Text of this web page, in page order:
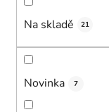
Na skladě 21
Novinka 7